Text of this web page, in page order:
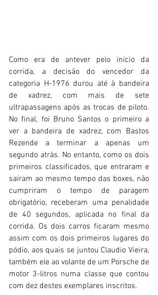
Como era de antever pelo início da
corrida, a decisão do vencedor da
categoria H-1976 durou até à bandeira
de xadrez, com mais de sete
ultrapassagens após as trocas de piloto.
No final, foi Bruno Santos o primeiro a
ver a bandeira de xadrez, com Bastos
Rezende a terminar a apenas um
segundo atrás. No entanto, como os dois
primeiros classificados, que entraram e
saíram ao mesmo tempo das boxes, não
cumpriram o tempo de paragem
obrigatório, receberam uma penalidade
de 40 segundos, aplicada no final da
corrida. Os dois carros ficaram mesmo
assim com os dois primeiros lugares do
pódio, aos quais se juntou Claudio Vieira,
também ele ao volante de um Porsche de
motor 3-litros numa classe que contou
com dez destes exemplares inscritos.